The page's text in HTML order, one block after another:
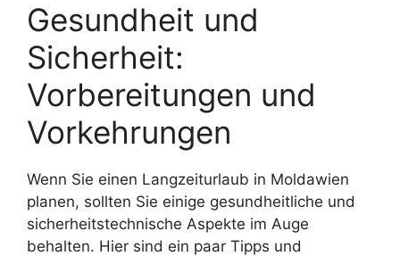
Gesundheit und
Sicherheit:
Vorbereitungen und
Vorkehrungen
Wenn Sie einen Langzeiturlaub in Moldawien
planen, sollten Sie einige gesundheitliche und
sicherheitstechnische Aspekte im Auge
behalten. Hier sind ein paar Tipps und